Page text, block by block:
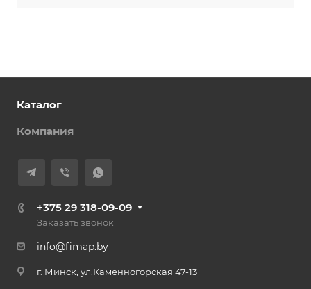
Каталог
Компания
+375 29 318-09-09
Заказать звонок
info@fimap.by
г. Минск, ул.Каменногорская 47-13